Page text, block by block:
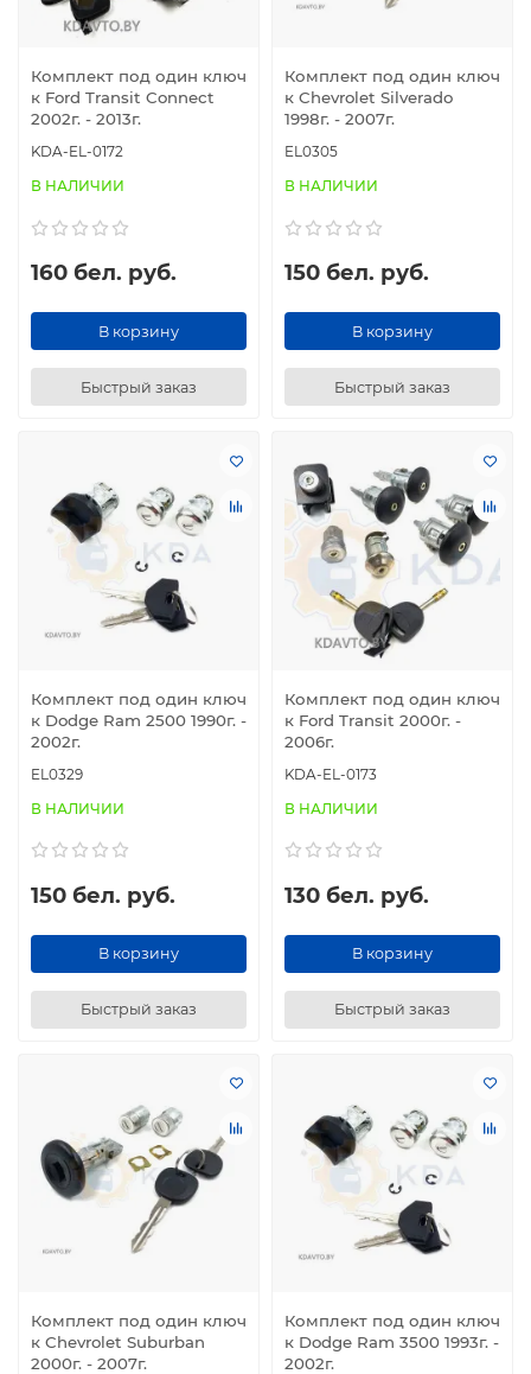
Комплект под один ключ
к Ford Transit Connect
2002г. - 2013г.
KDA-EL-0172
В НАЛИЧИИ
160 бел. руб.
В корзину
Быстрый заказ
Комплект под один ключ
к Chevrolet Silverado
1998г. - 2007г.
EL0305
В НАЛИЧИИ
150 бел. руб.
В корзину
Быстрый заказ
Комплект под один ключ
к Dodge Ram 2500 1990г. -
2002г.
EL0329
В НАЛИЧИИ
150 бел. руб.
В корзину
Быстрый заказ
Комплект под один ключ
к Ford Transit 2000г. -
2006г.
KDA-EL-0173
В НАЛИЧИИ
130 бел. руб.
В корзину
Быстрый заказ
Комплект под один ключ
к Chevrolet Suburban
2000г. - 2007г.
Комплект под один ключ
к Dodge Ram 3500 1993г. -
2002г.